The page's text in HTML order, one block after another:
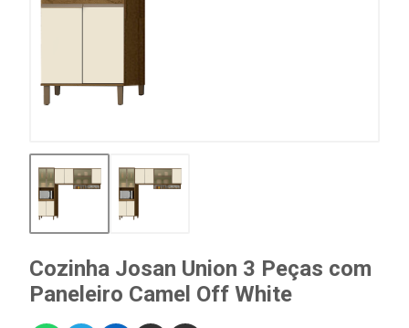
Cozinha Josan Union 3 Peças com
Paneleiro Camel Off White